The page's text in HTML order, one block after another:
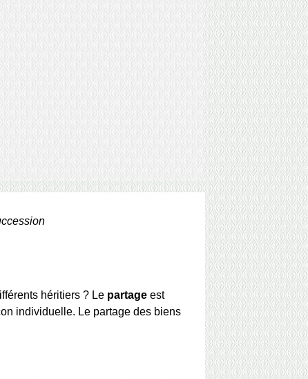
héritiers ? Le partage est
individuelle. Le partage des biens